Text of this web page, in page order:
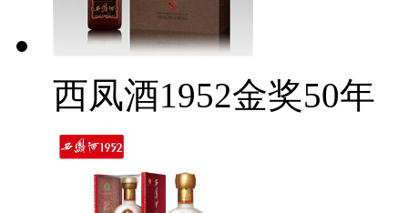
西凤酒1952金奖50年